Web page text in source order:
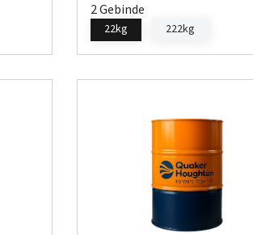
2 Gebinde
22kg 222kg